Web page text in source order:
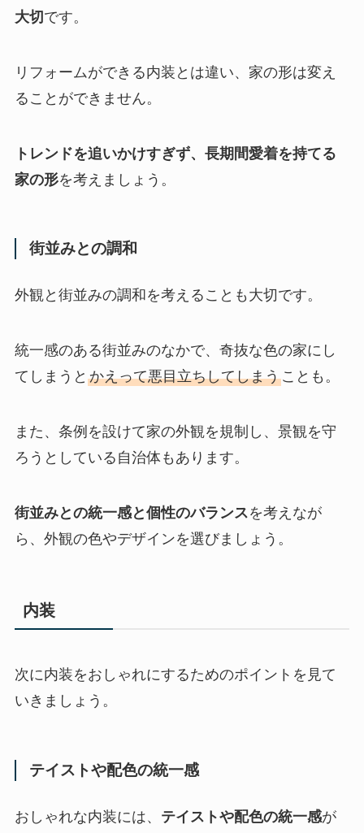
大切 です。
リフォームができる内装とは違い、家の形は変え
ることができません。
トレンドを追いかけすぎず、長期間愛着を持てる
家の形を考えましょう。
街並みとの調和
外観と街並みの調和を考えることも大切です。
統一感のある街並みのなかで、奇抜な色の家にし
てしまうと かえって悪目立ちしてしまうことも。
また、条例を設けて家の外観を規制し、景観を守
ろうとしている自治体もあります。
街並みとの統一感と個性のバランスを考えなが
ら、外観の色やデザインを選びましょう。
内装
次に内装をおしゃれにするためのポイントを見て
いきましょう。
テイストや配色の統一感
おしゃれな内装には、 テイストや配色の統一感が